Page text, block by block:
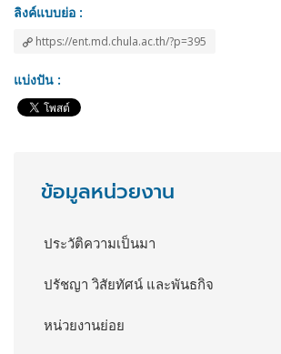
ลิงค์แบบย่อ :
https://ent.md.chula.ac.th/?p=395
แบ่งปัน :
ข้อมูลหน่วยงาน
ประวัติความเป็นมา
ปรัชญา วิสัยทัศน์ และพันธกิจ
หน่วยงานย่อย